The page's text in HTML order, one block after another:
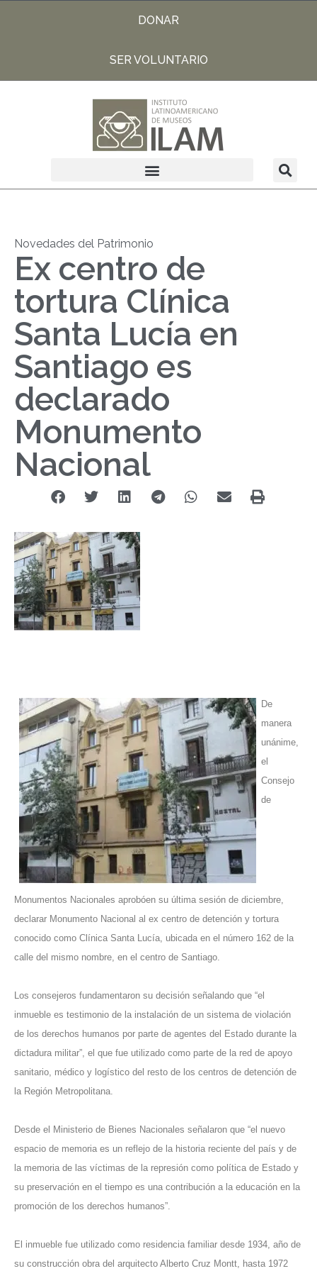
DONAR
SER VOLUNTARIO
Novedades del Patrimonio
Ex centro de
tortura Clínica
Santa Lucía en
Santiago es
declarado
Monumento
Nacional
De
manera
unánime,
el
Consejo
de
Monumentos Nacionales aprobóen su última sesión de diciembre,
declarar Monumento Nacional al ex centro de detención y tortura
conocido como Clínica Santa Lucía, ubicada en el número 162 de la
calle del mismo nombre, en el centro de Santiago.
Los consejeros fundamentaron su decisión señalando que “el
inmueble es testimonio de la instalación de un sistema de violación
de los derechos humanos por parte de agentes del Estado durante la
dictadura militar”, el que fue utilizado como parte de la red de apoyo
sanitario, médico y logístico del resto de los centros de detención de
la Región Metropolitana.
Desde el Ministerio de Bienes Nacionales señalaron que “el nuevo
espacio de memoria es un reflejo de la historia reciente del país y de
la memoria de las víctimas de la represión como política de Estado y
su preservación en el tiempo es una contribución a la educación en la
promoción de los derechos humanos”.
El inmueble fue utilizado como residencia familiar desde 1934, año de
su construcción obra del arquitecto Alberto Cruz Montt, hasta 1972